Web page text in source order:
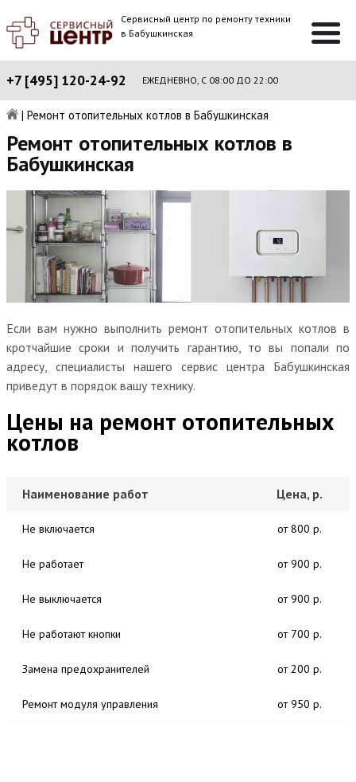
Сервисный центр по ремонту техники
в Бабушкинская
+7 [495] 120-24-92 ЕЖЕДНЕВНО, С 08:00 ДО 22:00
| Ремонт отопительных котлов в Бабушкинская
Ремонт отопительных котлов в
Бабушкинская
Если вам нужно выполнить ремонт отопительных котлов в
кротчайшие сроки и получить гарантию, то вы попали по
адресу, специалисты нашего сервис центра Бабушкинская
приведут в порядок вашу технику.
Цены на ремонт отопительных
котлов
Наименование работ Цена, р.
Не включается от 800 р.
Не работает от 900 р.
Не выключается от 900 р.
Не работают кнопки от 700 р.
Замена предохранителей от 200 р.
Ремонт модуля управления от 950 р.